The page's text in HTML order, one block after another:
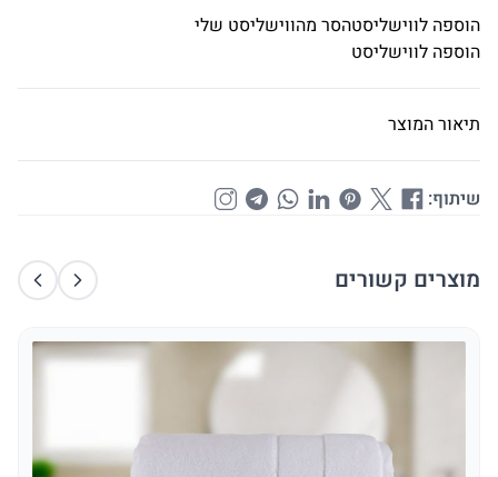
הוספה לווישליסטהסר מהווישליסט שלי
הוספה לווישליסט
תיאור המוצר
שיתוף:
מוצרים קשורים